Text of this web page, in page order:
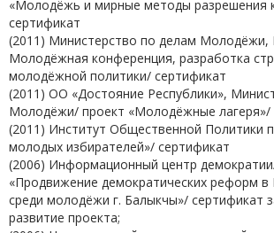
«Молодёжь и мирные методы разрешения
сертификат
(2011) Министерство по делам
Молодёжная конференция, разработка
молодёжной политики/ сертификат
(2011) ОО «Достояние Республики»,
Молодёжи/ проект «Молодёжные лагеря»/
(2011) Институт Общественной Политики
молодых избирателей»/ сертификат
(2006) Информационный центр
«Продвижение демократических реформ в
среди молодёжи г. Балыкчы»/ сертификат
развитие проекта;